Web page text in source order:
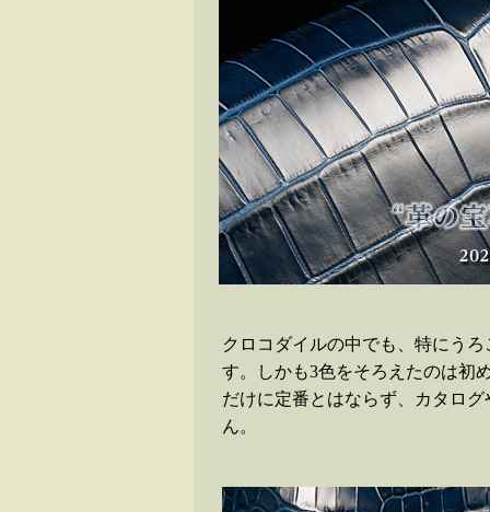
クロコダイルの中でも、特にう
す。しかも3色をそろえたのは初
だけに定番とはならず、カタロ
ん。